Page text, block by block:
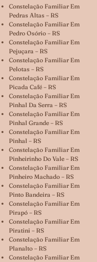
Constelação Familiar Em
Pedras Altas – RS
Constelação Familiar Em
Pedro Osório – RS
Constelação Familiar Em
Pejuçara – RS
Constelação Familiar Em
Pelotas – RS
Constelação Familiar Em
Picada Café – RS
Constelação Familiar Em
Pinhal Da Serra – RS
Constelação Familiar Em
Pinhal Grande – RS
Constelação Familiar Em
Pinhal – RS
Constelação Familiar Em
Pinheirinho Do Vale – RS
Constelação Familiar Em
Pinheiro Machado – RS
Constelação Familiar Em
Pinto Bandeira – RS
Constelação Familiar Em
Pirapó – RS
Constelação Familiar Em
Piratini – RS
Constelação Familiar Em
Planalto – RS
Constelação Familiar Em